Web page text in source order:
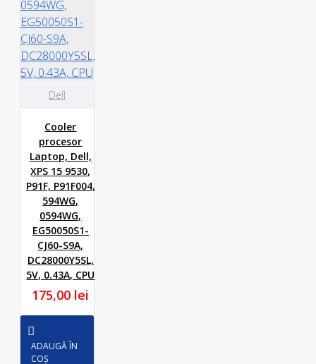
Dell
Cooler
procesor
Laptop, Dell,
XPS 15 9530,
P91F, P91F004,
594WG,
0594WG,
EG50050S1-
CJ60-S9A,
DC28000Y5SL,
5V, 0.43A, CPU
175,00 lei
ADAUGĂ ÎN
COȘ